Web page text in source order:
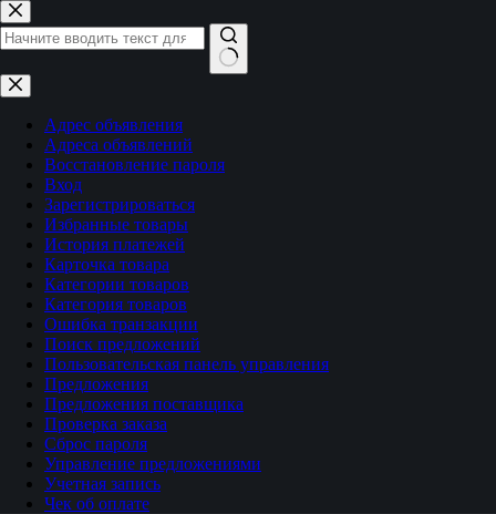
Перейти
к
сути
Ничего
не
найденоАдрес объявления
Адреса объявлений
Восстановление пароля
Вход
Зарегистрироваться
Избранные товары
История платежей
Карточка товара
Категории товаров
Категория товаров
Ошибка транзакции
Поиск предложений
Пользовательская панель управления
Предложения
Предложения поставщика
Проверка заказа
Сброс пароля
Управление предложениями
Учетная запись
Чек об оплате